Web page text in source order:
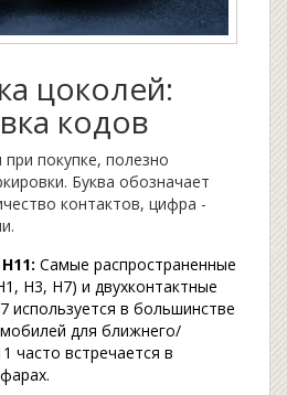
цоколей:
кодов
покупке, полезно
Буква обозначает
контактов, цифра -
Самые распространенные
H3, H7) и двухконтактные
используется в большинстве
для ближнего/
часто встречается в